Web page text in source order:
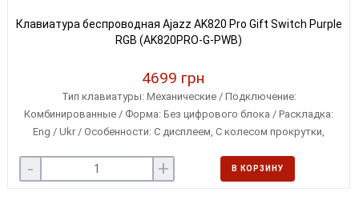
Клавиатура беспроводная Ajazz AK820 Pro Gift Switch Purple
RGB (AK820PRO-G-PWB)
4699 грн
Тип клавиатуры: Механические / Подключение:
Комбинированные / Форма: Без цифрового блока / Раскладка:
Eng / Ukr / Особенности: С дисплеем, С колесом прокрутки,
Windows, iOS / Особенности клавиш: Классические
- + В КОРЗИНУ